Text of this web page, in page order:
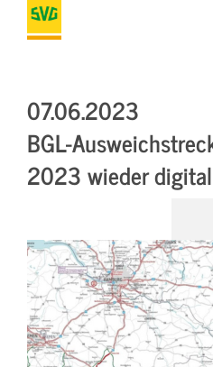
07.06.2023
BGL-
2023 wieder digital